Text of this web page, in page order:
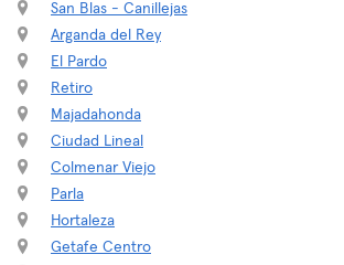
San Blas - Canillejas
Arganda del Rey
El Pardo
Retiro
Majadahonda
Ciudad Lineal
Colmenar Viejo
Parla
Hortaleza
Getafe Centro